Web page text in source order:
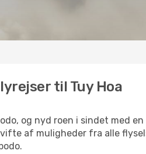
til Tuy Hoa
og nyd roen i sindet med
af muligheder fra alle